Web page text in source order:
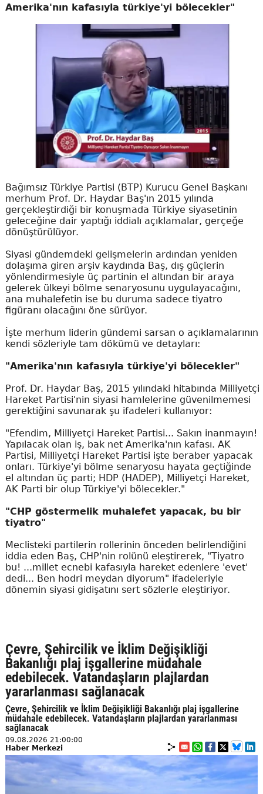
Amerika'nın kafasıyla türkiye'yi bölecekler"
Bağımsız Türkiye Partisi (BTP) Kurucu Genel Başkanı
merhum Prof. Dr. Haydar Baş'ın 2015 yılında
gerçekleştirdiği bir konuşmada Türkiye siyasetinin
geleceğine dair yaptığı iddialı açıklamalar, gerçeğe
dönüştürülüyor.
Siyasi gündemdeki gelişmelerin ardından yeniden
dolaşıma giren arşiv kaydında Baş, dış güçlerin
yönlendirmesiyle üç partinin el altından bir araya
gelerek ülkeyi bölme senaryosunu uygulayacağını,
ana muhalefetin ise bu duruma sadece tiyatro
figüranı olacağını öne sürüyor.
İşte merhum liderin gündemi sarsan o açıklamalarının
kendi sözleriyle tam dökümü ve detayları:
"Amerika'nın kafasıyla türkiye'yi bölecekler"
Prof. Dr. Haydar Baş, 2015 yılındaki hitabında Milliyetçi
Hareket Partisi'nin siyasi hamlelerine güvenilmemesi
gerektiğini savunarak şu ifadeleri kullanıyor:
"Efendim, Milliyetçi Hareket Partisi... Sakın inanmayın!
Yapılacak olan iş, bak net Amerika'nın kafası. AK
Partisi, Milliyetçi Hareket Partisi işte beraber yapacak
onları. Türkiye'yi bölme senaryosu hayata geçtiğinde
el altından üç parti; HDP (HADEP), Milliyetçi Hareket,
AK Parti bir olup Türkiye'yi bölecekler."
"CHP göstermelik muhalefet yapacak, bu bir
tiyatro"
Meclisteki partilerin rollerinin önceden belirlendiğini
iddia eden Baş, CHP'nin rolünü eleştirerek, "Tiyatro
bu! ...millet ecnebi kafasıyla hareket edenlere 'evet'
dedi... Ben hodri meydan diyorum" ifadeleriyle
dönemin siyasi gidişatını sert sözlerle eleştiriyor.
Çevre, Şehircilik ve İklim Değişikliği
Bakanlığı plaj işgallerine müdahale
edebilecek. Vatandaşların plajlardan
yararlanması sağlanacak
Çevre, Şehircilik ve İklim Değişikliği Bakanlığı plaj işgallerine
müdahale edebilecek. Vatandaşların plajlardan yararlanması
sağlanacak
09.08.2026 21:00:00
Haber Merkezi